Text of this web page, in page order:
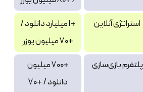
استراتژی آنلاین
+1 میلیارد دانلود /
+70 میلیون یوزر
پلتفرم بازی‌سازی
+700 میلیون
دانلود / +70